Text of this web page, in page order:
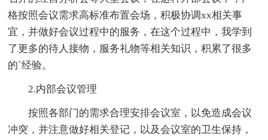
格按照会议需求高标准布置会场，积极协调xx相关事
宜，并做好会议过程中的服务，在这个过程中，我学到
了更多的待人接物，服务礼物等相关知识，积累了很多
的`经验。
2.内部会议管理
按照各部门的需求合理安排会议室，以免造成会议
冲突，并注意做好相关登记，以及会议室的卫生保持，